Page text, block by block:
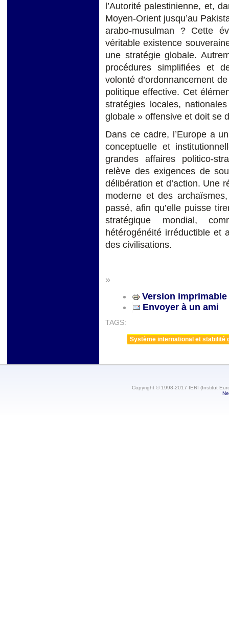
l’Autorité palestinienne, et,
Moyen-Orient jusqu’au
arabo-musulman ? Cette
véritable existence
une stratégie globale.
procédures simplifiées et
volonté d’ordonnancement
politique effective. Cet
stratégies locales,
globale » offensive et doit se
Dans ce cadre, l’Europe a
conceptuelle et
grandes affaires politico-
relève des exigences de
délibération et d’action. Une
moderne et des
passé, afin qu’elle puisse
stratégique mondial,
hétérogénéité irréductible et
des civilisations.
»
Version imprimable
Envoyer à un ami
TAGS:
Système international et stabilité
Copyright © 1998-2017 IERI (Institut